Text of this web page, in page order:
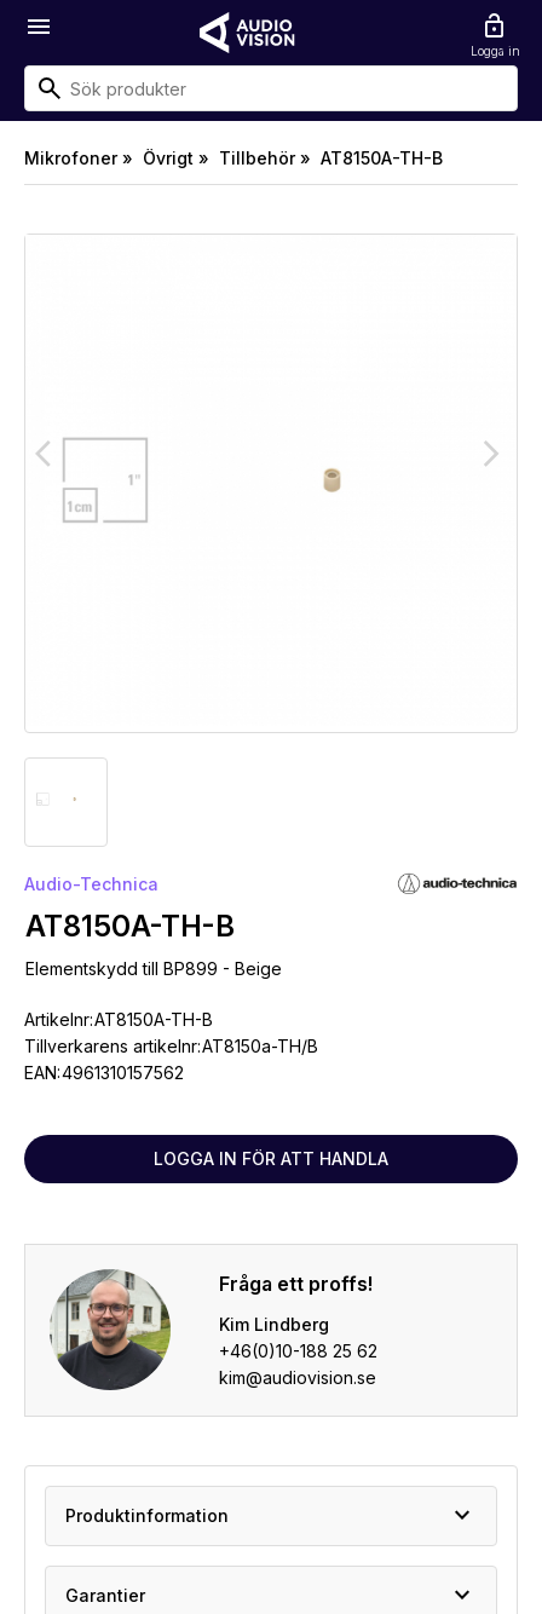
menu lock_open
Logga in
Mikrofoner » Övrigt » Tillbehör » AT8150A-TH-B
arrow_back_ios arrow_forward_ios
Audio-Technica
AT8150A-TH-B
Elementskydd till BP899 - Beige
Artikelnr:AT8150A-TH-B
Tillverkarens artikelnr:AT8150a-TH/B
EAN:4961310157562
LOGGA IN FÖR ATT HANDLA
Fråga ett proffs!
Kim Lindberg
+46(0)10-188 25 62
kim@audiovision.se
Produktinformation expand_more
Garantier expand_more